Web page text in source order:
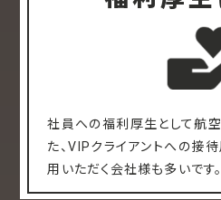
社員への福利厚生として航空
た、VIPクライアントへの接
用いただく会社様も多いです。